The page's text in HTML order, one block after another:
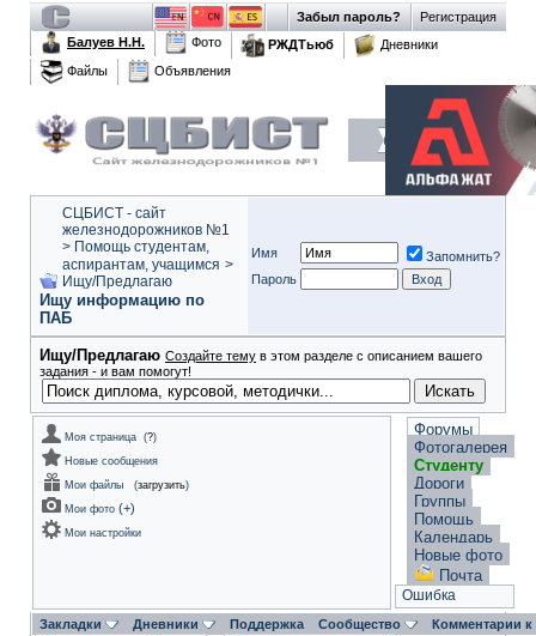
Регистрация
Забыл пароль?
Балуев Н.Н.
Фото РЖДТьюб
Дневники
Файлы
Объявления
СЦБИСТ - сайт
железнодорожников №1
> Помощь студентам,
аспирантам, учащимся >
Ищу/Предлагаю
Ищу информацию по
ПАБ
Имя
Запомнить?
Пароль
Ищу/Предлагаю Создайте тему в этом разделе с описанием вашего
задания - и вам помогут!
Моя страница (?)
Новые сообщения
Мои файлы
(загрузить)
Мои фото (+)
Мои настройки
Форумы
Фотогалерея
Студенту
Дороги
Группы
Помощь
Календарь
Новые фото
Почта
Ошибка
Закладки Дневники Поддержка Сообщество Комментарии